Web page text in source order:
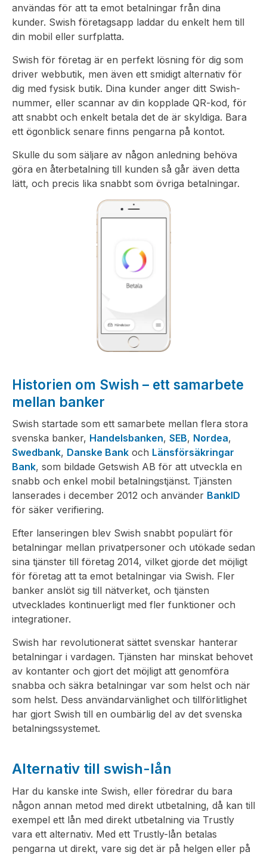
användas för att ta emot betalningar från dina
kunder. Swish företagsapp laddar du enkelt hem till
din mobil eller surfplatta.
Swish för företag är en perfekt lösning för dig som
driver webbutik, men även ett smidigt alternativ för
dig med fysisk butik. Dina kunder anger ditt Swish-
nummer, eller scannar av din kopplade QR-kod, för
att snabbt och enkelt betala det de är skyldiga. Bara
ett ögonblick senare finns pengarna på kontot.
Skulle du som säljare av någon anledning behöva
göra en återbetalning till kunden så går även detta
lätt, och precis lika snabbt som övriga betalningar.
Historien om Swish – ett samarbete
mellan banker
Swish startade som ett samarbete mellan flera stora
svenska banker, Handelsbanken, SEB, Nordea,
Swedbank, Danske Bank och Länsförsäkringar
Bank, som bildade Getswish AB för att utveckla en
snabb och enkel mobil betalningstjänst. Tjänsten
lanserades i december 2012 och använder BankID
för säker verifiering.
Efter lanseringen blev Swish snabbt populärt för
betalningar mellan privatpersoner och utökade sedan
sina tjänster till företag 2014, vilket gjorde det möjligt
för företag att ta emot betalningar via Swish. Fler
banker anslöt sig till nätverket, och tjänsten
utvecklades kontinuerligt med fler funktioner och
integrationer.
Swish har revolutionerat sättet svenskar hanterar
betalningar i vardagen. Tjänsten har minskat behovet
av kontanter och gjort det möjligt att genomföra
snabba och säkra betalningar var som helst och när
som helst. Dess användarvänlighet och tillförlitlighet
har gjort Swish till en oumbärlig del av det svenska
betalningssystemet.
Alternativ till swish-lån
Har du kanske inte Swish, eller föredrar du bara
någon annan metod med direkt utbetalning, då kan till
exempel ett lån med direkt utbetalning via Trustly
vara ett alternativ. Med ett Trustly-lån betalas
pengarna ut direkt, vare sig det är på helgen eller på